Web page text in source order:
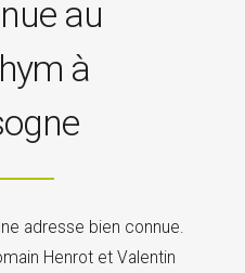
au
à
adresse bien connue.
Henrot et Valentin